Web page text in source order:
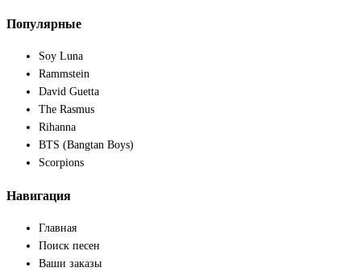
Популярные
Soy Luna
Rammstein
David Guetta
The Rasmus
Rihanna
BTS (Bangtan Boys)
Scorpions
Навигация
Главная
Поиск песен
Ваши заказы